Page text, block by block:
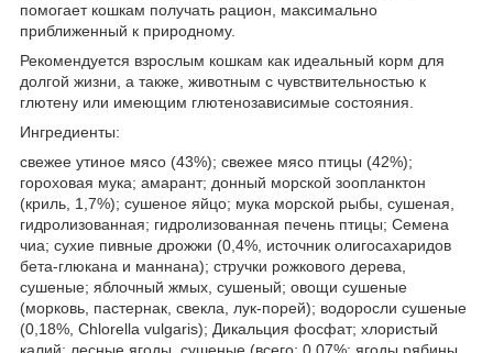
помогает кошкам получать рацион, максимально
приближенный к природному.
Рекомендуется взрослым кошкам как идеальный корм для
долгой жизни, а также, животным с чувствительностью к
глютену или имеющим глютенозависимые состояния.
Ингредиенты:
свежее утиное мясо (43%); свежее мясо птицы (42%);
гороховая мука; амарант; донный морской зоопланктон
(криль, 1,7%); сушеное яйцо; мука морской рыбы, сушеная,
гидролизованная; гидролизованная печень птицы; Семена
чиа; сухие пивные дрожжи (0,4%, источник олигосахаридов
бета-глюкана и маннана); стручки рожкового дерева,
сушеные; яблочный жмых, сушеный; овощи сушеные
(морковь, пастернак, свекла, лук-порей); водоросли сушеные
(0,18%, Chlorella vulgaris); Дикальция фосфат; хлористый